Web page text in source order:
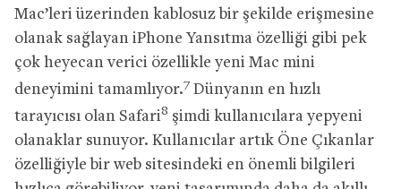
Mac’leri üzerinden kablosuz bir şekilde erişmesine
olanak sağlayan iPhone Yansıtma özelliği gibi pek
çok heyecan verici özellikle yeni Mac mini
deneyimini tamamlıyor.7 Dünyanın en hızlı
tarayıcısı olan Safari8 şimdi kullanıcılara yepyeni
olanaklar sunuyor. Kullanıcılar artık Öne Çıkanlar
özelliğiyle bir web sitesindeki en önemli bilgileri